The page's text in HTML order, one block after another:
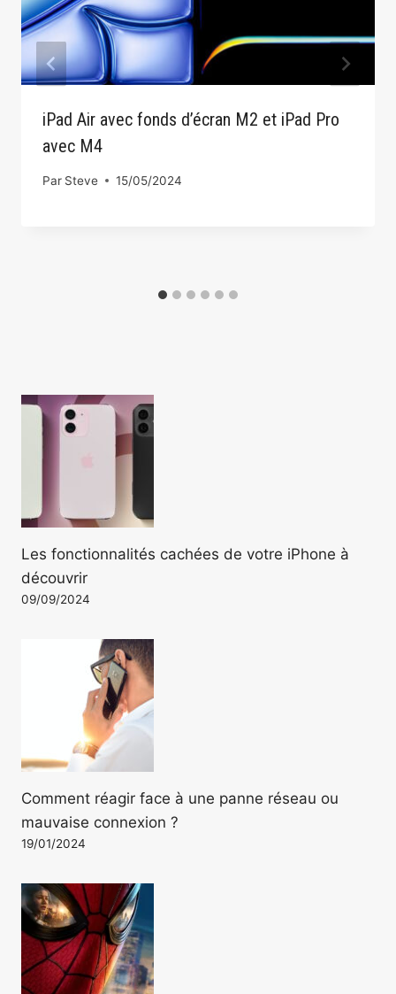
iPad Air avec fonds d’écran M2 et iPad Pro
avec M4
Par Steve 15/05/2024
Les fonctionnalités cachées de votre iPhone à
découvrir
09/09/2024
Comment réagir face à une panne réseau ou
mauvaise connexion ?
19/01/2024